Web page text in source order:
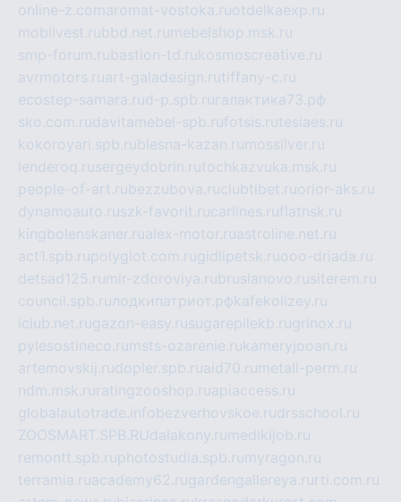
online-z.comaromat-vostoka.ruotdelkaexp.ru
mobilvest.rubbd.net.ru mebelshop.msk.ru
smp-forum.rubastion-td.rukosmoscreative.ru
avrmotors.ruart-galadesign.rutiffany-c.ru
ecostep-samara.rud-p.spb.ru галактика73.рф
sko.com.rudavitamebel-spb.rufotsis.rutesiaes.ru
kokoroyari.spb.rublesna-kazan.ru mossilver.ru
lenderoq.rusergeydobrin.rutochkazvuka.msk.ru
people-of-art.rubezzubova.ruclubtibet.ruorior-aks.ru
dynamoauto.ruszk-favorit.rucarlines.ruflatnsk.ru
kingbolenskaner.rualex-motor.ruastroline.net.ru
act1.spb.rupolyglot.com.rugidlipetsk.ruooo-driada.ru
detsad125.ru mir-zdoroviya.rubruslanovo.rusiterem.ru
council.spb.ruлодкипатриот.рфkafekolizey.ru
iclub.net.rugazon-easy.rusugarepilekb.rugrinox.ru
pylesostineco.ru msts-ozarenie.rukameryjooan.ru
artemovskij.rudopler.spb.ruaid70.ru metall-perm.ru
ndm.msk.ru ratingzooshop.ruapiaccess.ru
globalautotrade.info bezverhovskoe.rudrsschool.ru
ZOOSMART.SPB.RUdalakony.ru medikijob.ru
remontt.spb.ruphotostudia.spb.ru myragon.ru
terramia.ruacademy62.rugardengallereya.ru rti.com.ru